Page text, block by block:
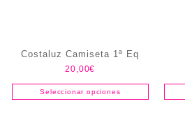
Costaluz Camiseta 1ª Eq
20,00€
Seleccionar opciones